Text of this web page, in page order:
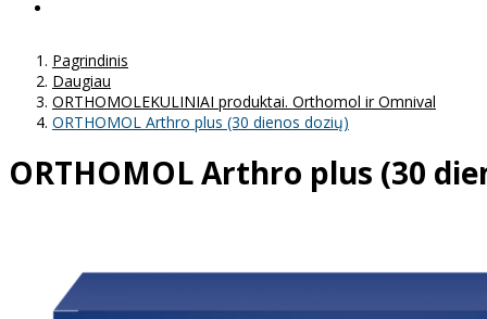
Pagrindinis
Daugiau
ORTHOMOLEKULINIAI produktai. Orthomol ir Omnival
ORTHOMOL Arthro plus (30 dienos dozių)
ORTHOMOL Arthro plus (30